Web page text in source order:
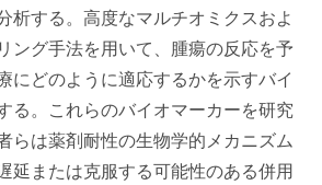
析する。高度なマルチオミクスおよ
ング手法を用いて、腫瘍の反応を予
にどのように適応するかを示すバイ
る。これらのバイオマーカーを研究
らは薬剤耐性の生物学的メカニズム
延または克服する可能性のある併用